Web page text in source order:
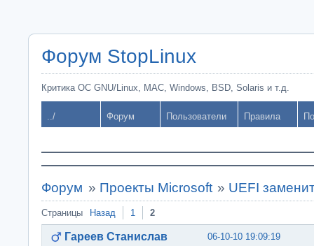
Форум StopLinux
Критика ОС GNU/Linux, MAC, Windows, BSD, Solaris и т.д.
../ Форум Пользователи Правила
Форум » Проекты Microsoft » UEFI
Страницы Назад 1 2
06-10-10 19:09:19
Гареев Станислав